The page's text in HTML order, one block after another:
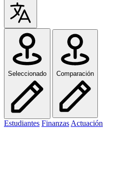
Seleccionado Comparación
Estudiantes Finanzas Actuación